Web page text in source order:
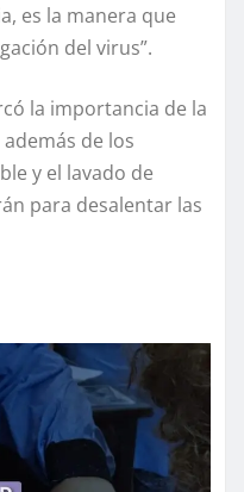
es la manera que
del virus”.
la importancia de la
de los
y el lavado de
para desalentar las